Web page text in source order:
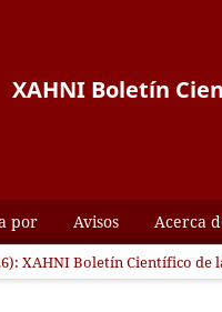
XAHNI Boletín
por Avisos Acerca
XAHNI Boletín Científico de